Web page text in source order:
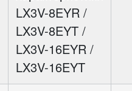
LX3V-8EYR /
LX3V-8EYT /
LX3V-16EYR /
LX3V-16EYT